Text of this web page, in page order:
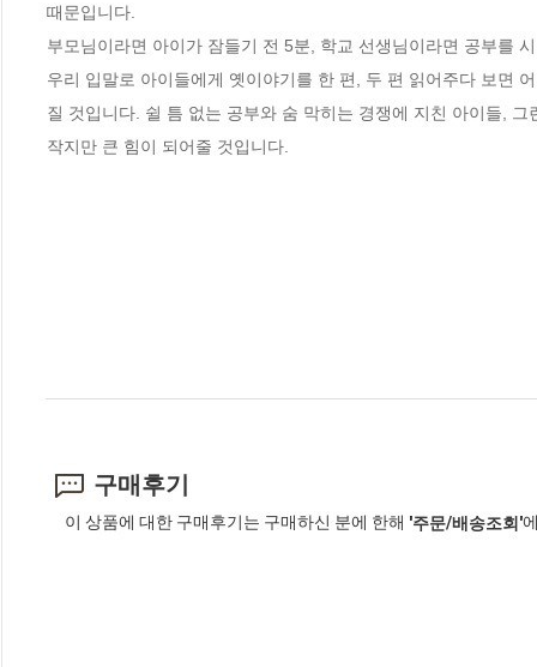
때문입니다.
부모님이라면 아이가 잠들기 전 5분, 학교 선생님이라면 공부를
우리 입말로 아이들에게 옛이야기를 한 편, 두 편 읽어주다 보면
질 것입니다. 쉴 틈 없는 공부와 숨 막히는 경쟁에 지친 아이들,
작지만 큰 힘이 되어줄 것입니다.
구매후기
이 상품에 대한 구매후기는 구매하신 분에 한해 '주문/배송조회'